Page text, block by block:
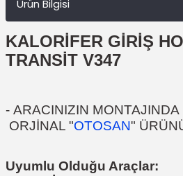
Ürün Bilgisi
KALORİFER GİRİŞ
TRANSİT V347
- ARACINIZIN
ORJİNAL "OTOSAN"
Uyumlu Olduğu Araçlar: